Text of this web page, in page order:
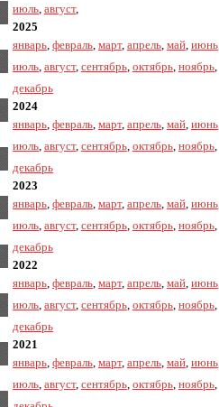
июль, август,
2025
январь, февраль, март, апрель, май, июнь,
июль, август, сентябрь, октябрь, ноябрь,
декабрь
2024
январь, февраль, март, апрель, май, июнь,
июль, август, сентябрь, октябрь, ноябрь,
декабрь
2023
январь, февраль, март, апрель, май, июнь,
июль, август, сентябрь, октябрь, ноябрь,
декабрь
2022
январь, февраль, март, апрель, май, июнь,
июль, август, сентябрь, октябрь, ноябрь,
декабрь
2021
январь, февраль, март, апрель, май, июнь,
июль, август, сентябрь, октябрь, ноябрь,